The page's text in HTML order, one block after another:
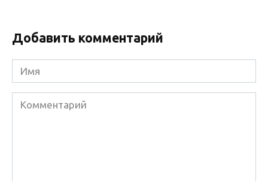
Добавить комментарий
Имя
Комментарий